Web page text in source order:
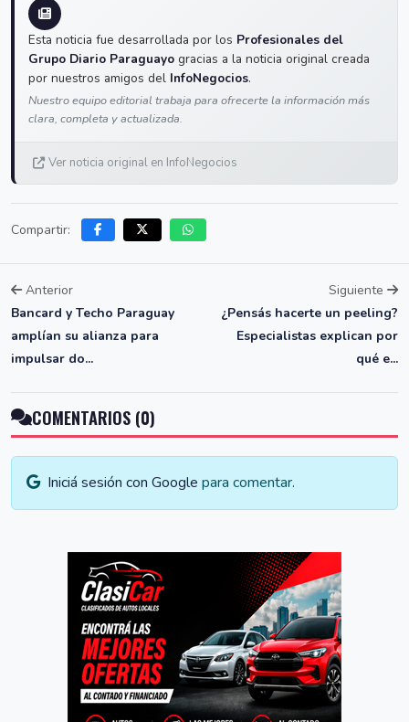
Esta noticia fue desarrollada por los Profesionales del
Grupo Diario Paraguayo gracias a la noticia original creada
por nuestros amigos del InfoNegocios.
Nuestro equipo editorial trabaja para ofrecerte la información más
clara, completa y actualizada.
Ver noticia original en InfoNegocios
Compartir:
Anterior
Bancard y Techo Paraguay
amplían su alianza para
impulsar do...
Siguiente
¿Pensás hacerte un peeling?
Especialistas explican por
qué e...
COMENTARIOS (0)
Iniciá sesión con Google para comentar.